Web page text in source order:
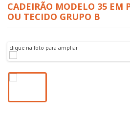
CADEIRÃO MODELO 35 EM
OU TECIDO GRUPO B
clique na foto para ampliar